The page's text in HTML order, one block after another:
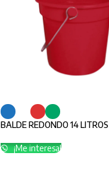
BALDE REDONDO 14 LITROS
¡Me interesa!